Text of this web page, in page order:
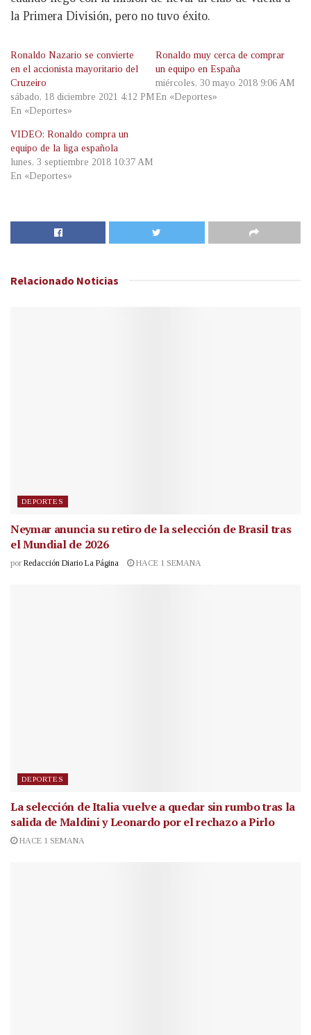
la Primera División, pero no tuvo éxito.
Ronaldo Nazario se convierte
en el accionista mayoritario del
Cruzeiro
sábado, 18 diciembre 2021 4:12 PM
En «Deportes»
Ronaldo muy cerca de comprar
un equipo en España
miércoles, 30 mayo 2018 9:06 AM
En «Deportes»
VIDEO: Ronaldo compra un
equipo de la liga española
lunes, 3 septiembre 2018 10:37 AM
En «Deportes»
Relacionado Noticias
DEPORTES
Neymar anuncia su retiro de la selección de Brasil tras
el Mundial de 2026
por Redacción Diario La Página HACE 1 SEMANA
DEPORTES
La selección de Italia vuelve a quedar sin rumbo tras la
salida de Maldini y Leonardo por el rechazo a Pirlo
HACE 1 SEMANA